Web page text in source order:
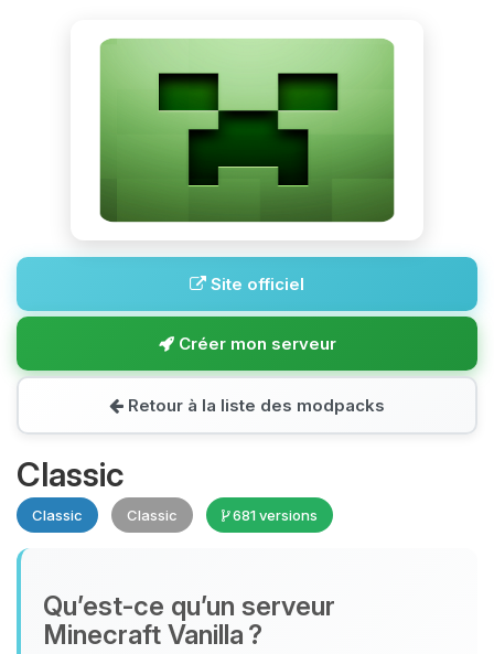
Site officiel
Créer mon serveur
Retour à la liste des modpacks
Classic
Classic Classic 681 versions
Qu’est‑ce qu’un serveur
Minecraft Vanilla ?